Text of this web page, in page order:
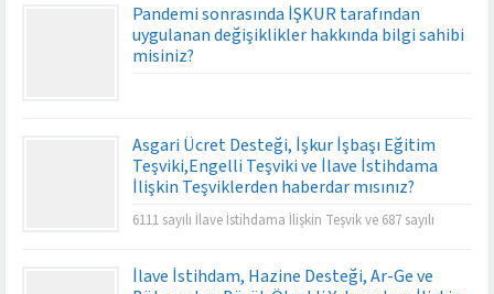
Pandemi sonrasında İŞKUR tarafından
uygulanan değişiklikler hakkında bilgi sahibi
misiniz?
Asgari Ücret Desteği, İşkur İşbaşı Eğitim
Teşviki,Engelli Teşviki ve İlave İstihdama
İlişkin Teşviklerden haberdar mısınız?
6111 sayılı İlave İstihdama İlişkin Teşvik ve 687 sayılı
sağlamaktadır.
İlave İstihdam, Hazine Desteği, Ar-Ge ve